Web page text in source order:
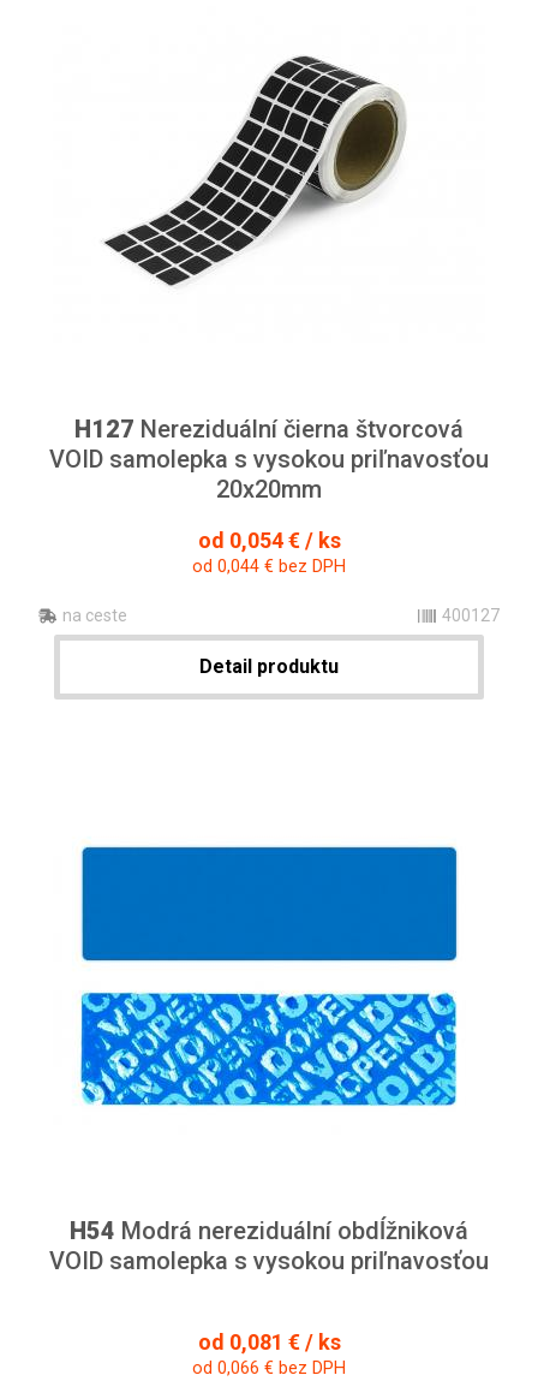
H127 Nereziduální čierna štvorcová
VOID samolepka s vysokou priľnavosťou
20x20mm
od 0,054 € / ks
od 0,044 € bez DPH
na ceste 400127
Detail produktu
H54 Modrá nereziduální obdĺžniková
VOID samolepka s vysokou priľnavosťou
od 0,081 € / ks
od 0,066 € bez DPH